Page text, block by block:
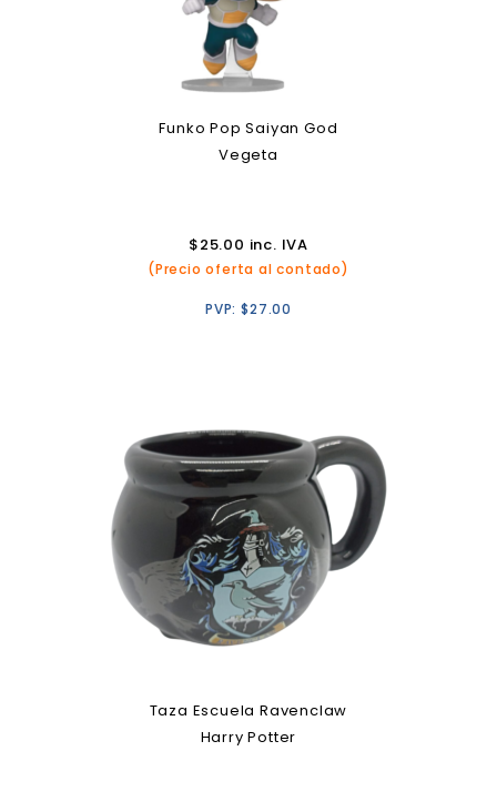
Funko Pop Saiyan God
Vegeta
$25.00 inc. IVA
(Precio oferta al contado)
PVP:$27.00
Taza Escuela Ravenclaw
Harry Potter